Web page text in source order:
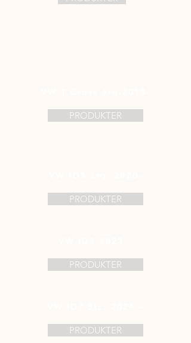
PRODUKTER
PRODUKTER
PRODUKTER
PRODUKTER